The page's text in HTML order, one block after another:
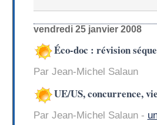
vendredi 25 janvier 2008
Éco-doc : révision
Par Jean-Michel Salaun
UE/US, concurrence,
Par Jean-Michel Salaun -